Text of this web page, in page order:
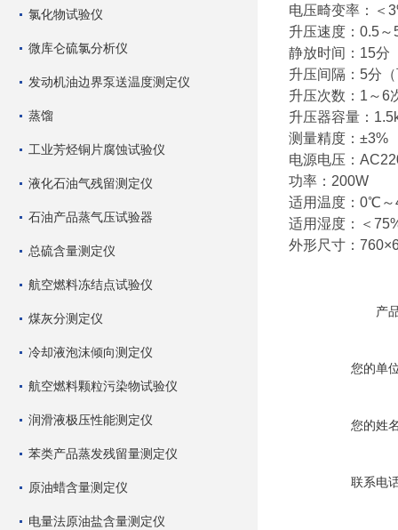
氯化物试验仪
微库仑硫氯分析仪
发动机油边界泵送温度测定仪
蒸馏
工业芳烃铜片腐蚀试验仪
液化石油气残留测定仪
石油产品蒸气压试验器
总硫含量测定仪
航空燃料冻结点试验仪
煤灰分测定仪
冷却液泡沫倾向测定仪
航空燃料颗粒污染物试验仪
润滑液极压性能测定仪
苯类产品蒸发残留量测定仪
原油蜡含量测定仪
电量法原油盐含量测定仪
电压畸变率：＜
升压速度：0.5
静放时间：15分
升压间隔：5分
升压次数：1～6
升压器容量：
测量精度：±3%
电源电压：
功率：200W
适用温度：0℃
适用湿度：＜
外形尺寸：
产
您的单
您的姓
联系电